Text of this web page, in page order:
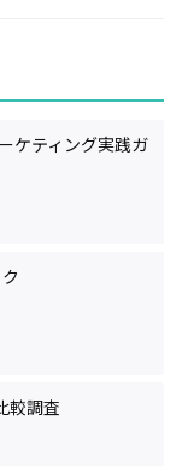
ケティング実践ガ
較調査